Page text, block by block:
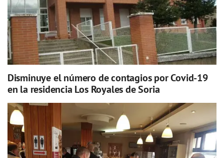
Disminuye el número de contagios por Covid-19
en la residencia Los Royales de Soria